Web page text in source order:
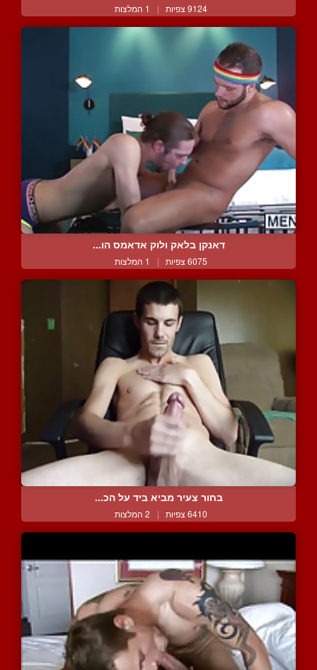
9124 צפיות | 1 המלצות
דאנקן בלאק ולוק אדאמס הו...
6075 צפיות | 1 המלצות
בחור צעיר מביא ביד על הכ...
6410 צפיות | 2 המלצות